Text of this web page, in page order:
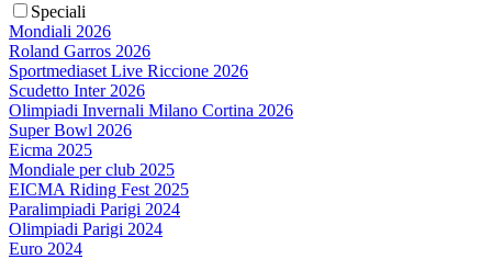
Speciali
Mondiali 2026
Roland Garros 2026
Sportmediaset Live Riccione 2026
Scudetto Inter 2026
Olimpiadi Invernali Milano Cortina 2026
Super Bowl 2026
Eicma 2025
Mondiale per club 2025
EICMA Riding Fest 2025
Paralimpiadi Parigi 2024
Olimpiadi Parigi 2024
Euro 2024